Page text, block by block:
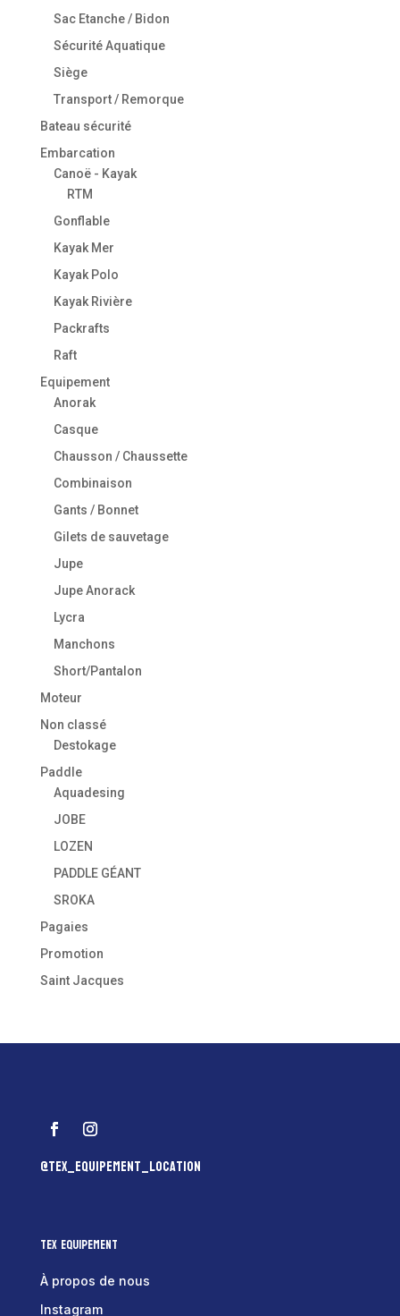
Sac Etanche / Bidon
Sécurité Aquatique
Siège
Transport / Remorque
Bateau sécurité
Embarcation
Canoë - Kayak
RTM
Gonflable
Kayak Mer
Kayak Polo
Kayak Rivière
Packrafts
Raft
Equipement
Anorak
Casque
Chausson / Chaussette
Combinaison
Gants / Bonnet
Gilets de sauvetage
Jupe
Jupe Anorack
Lycra
Manchons
Short/Pantalon
Moteur
Non classé
Destokage
Paddle
Aquadesing
JOBE
LOZEN
PADDLE GÉANT
SROKA
Pagaies
Promotion
Saint Jacques
@tex_equipement_location
Tex Equipement
À propos de nous
Instagram